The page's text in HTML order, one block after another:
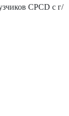
CPCD с г/